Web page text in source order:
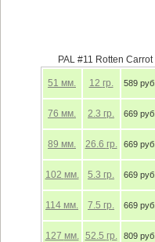
PAL #11 Rotten Carrot
51 мм. 12 гр. 589 руб.
76 мм. 2.3 гр. 669 руб.
89 мм. 26.6 гр. 669 руб.
102 мм. 5.3 гр. 669 руб.
114 мм. 7.5 гр. 669 руб.
127 мм. 52.5 гр. 809 руб.